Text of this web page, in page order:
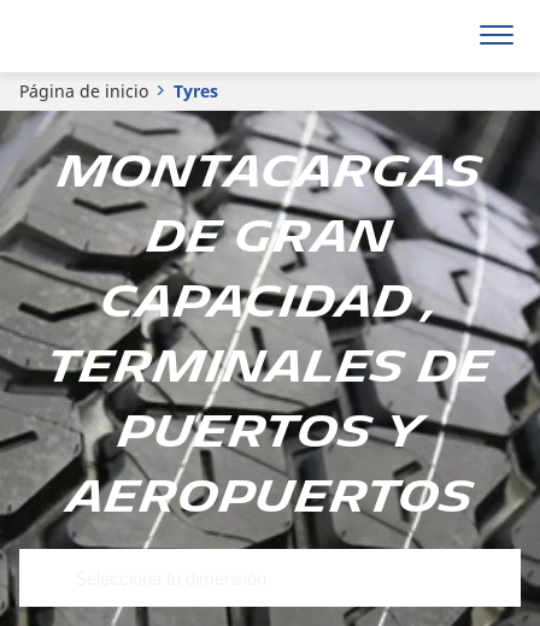
Página de inicio Tyres
Montacargas
de gran
capacidad ,
Terminales de
puertos y
aeropuertos